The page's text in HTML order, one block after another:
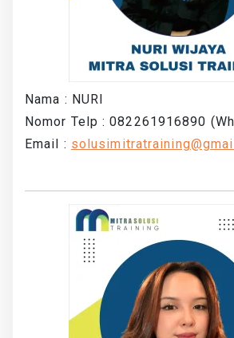
Nama : NURI
Nomor Telp : 082261916890
Email :